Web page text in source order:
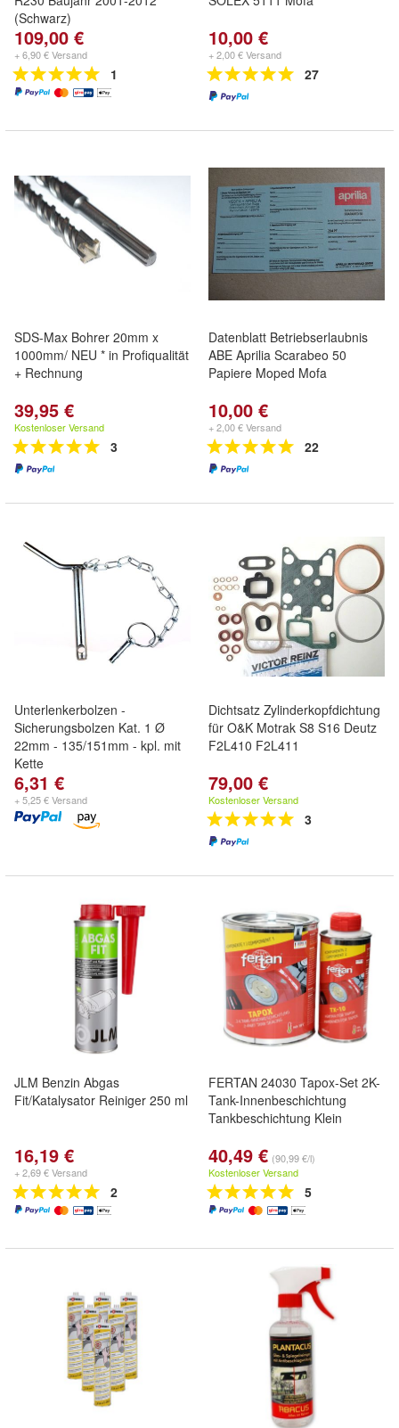
(Schwarz)
109,00 €
+ 6,90 € Versand
1
10,00 €
+ 2,00 € Versand
27
SDS-Max Bohrer 20mm x
1000mm/ NEU * in Profiqualität
+ Rechnung
39,95 €
Kostenloser Versand
3
Datenblatt Betriebserlaubnis
ABE Aprilia Scarabeo 50
Papiere Moped Mofa
10,00 €
+ 2,00 € Versand
22
Unterlenkerbolzen -
Sicherungsbolzen Kat. 1 Ø
22mm - 135/151mm - kpl. mit
Kette
6,31 €
+ 5,25 € Versand
Dichtsatz Zylinderkopfdichtung
für O&K Motrak S8 S16 Deutz
F2L410 F2L411
79,00 €
Kostenloser Versand
3
JLM Benzin Abgas
Fit/Katalysator Reiniger 250 ml
16,19 €
+ 2,69 € Versand
2
FERTAN 24030 Tapox-Set 2K-
Tank-Innenbeschichtung
Tankbeschichtung Klein
40,49 € (90,99 €/l)
Kostenloser Versand
5